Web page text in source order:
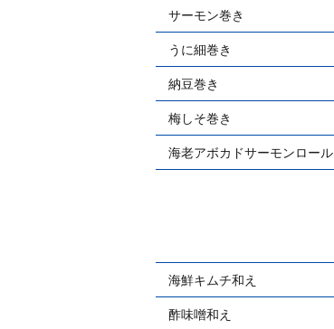
サーモン巻き
うに細巻き
納豆巻き
梅しそ巻き
海老アボカドサーモンロール
海鮮キムチ和え
酢味噌和え